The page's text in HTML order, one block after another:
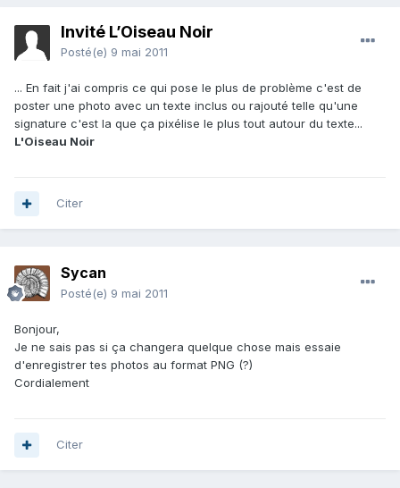
Invité L’Oiseau Noir
Posté(e) 9 mai 2011
... En fait j'ai compris ce qui pose le plus de problème c'est de
poster une photo avec un texte inclus ou rajouté telle qu'une
signature c'est la que ça pixélise le plus tout autour du texte...
L'Oiseau Noir
Citer
Sycan
Posté(e) 9 mai 2011
Bonjour,
Je ne sais pas si ça changera quelque chose mais essaie
d'enregistrer tes photos au format PNG (?)
Cordialement
Citer